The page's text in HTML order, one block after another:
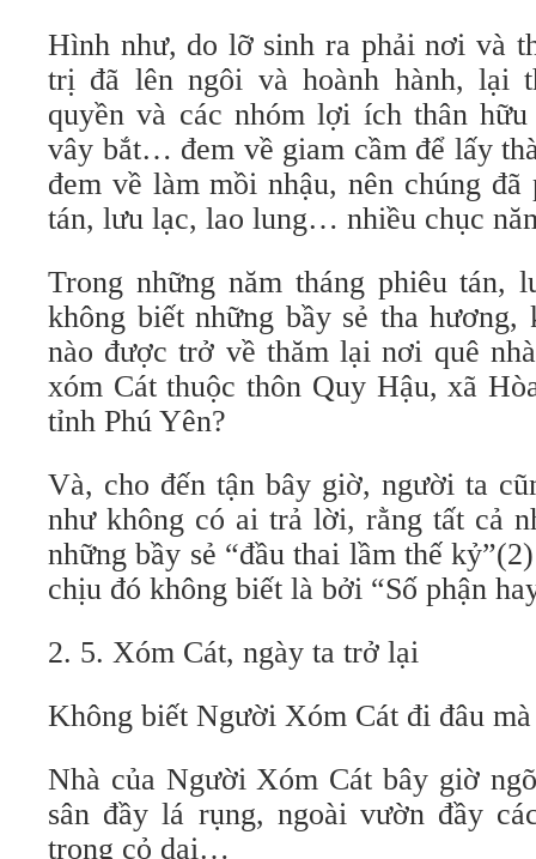
Hình như, do lỡ sinh ra phải nơi và
trị đã lên ngôi và hoành hành, lại
quyền và các nhóm lợi ích thân
vây bắt… đem về giam cầm để lấy
đem về làm mồi nhậu, nên chúng
tán, lưu lạc, lao lung… nhiều chục
Trong những năm tháng phiêu
không biết những bầy sẻ tha
nào được trở về thăm lại nơi quê
xóm Cát thuộc thôn Quy Hậu, xã
tỉnh Phú Yên?
Và, cho đến tận bây giờ, người ta
như không có ai trả lời, rằng tất cả
những bầy sẻ “đầu thai lầm thế
chịu đó không biết là bởi “Số phận
2. 5. Xóm Cát, ngày ta trở lại
Không biết Người Xóm Cát đi đâu
Nhà của Người Xóm Cát bây giờ
sân đầy lá rụng, ngoài vườn đầy
trong cỏ dại…